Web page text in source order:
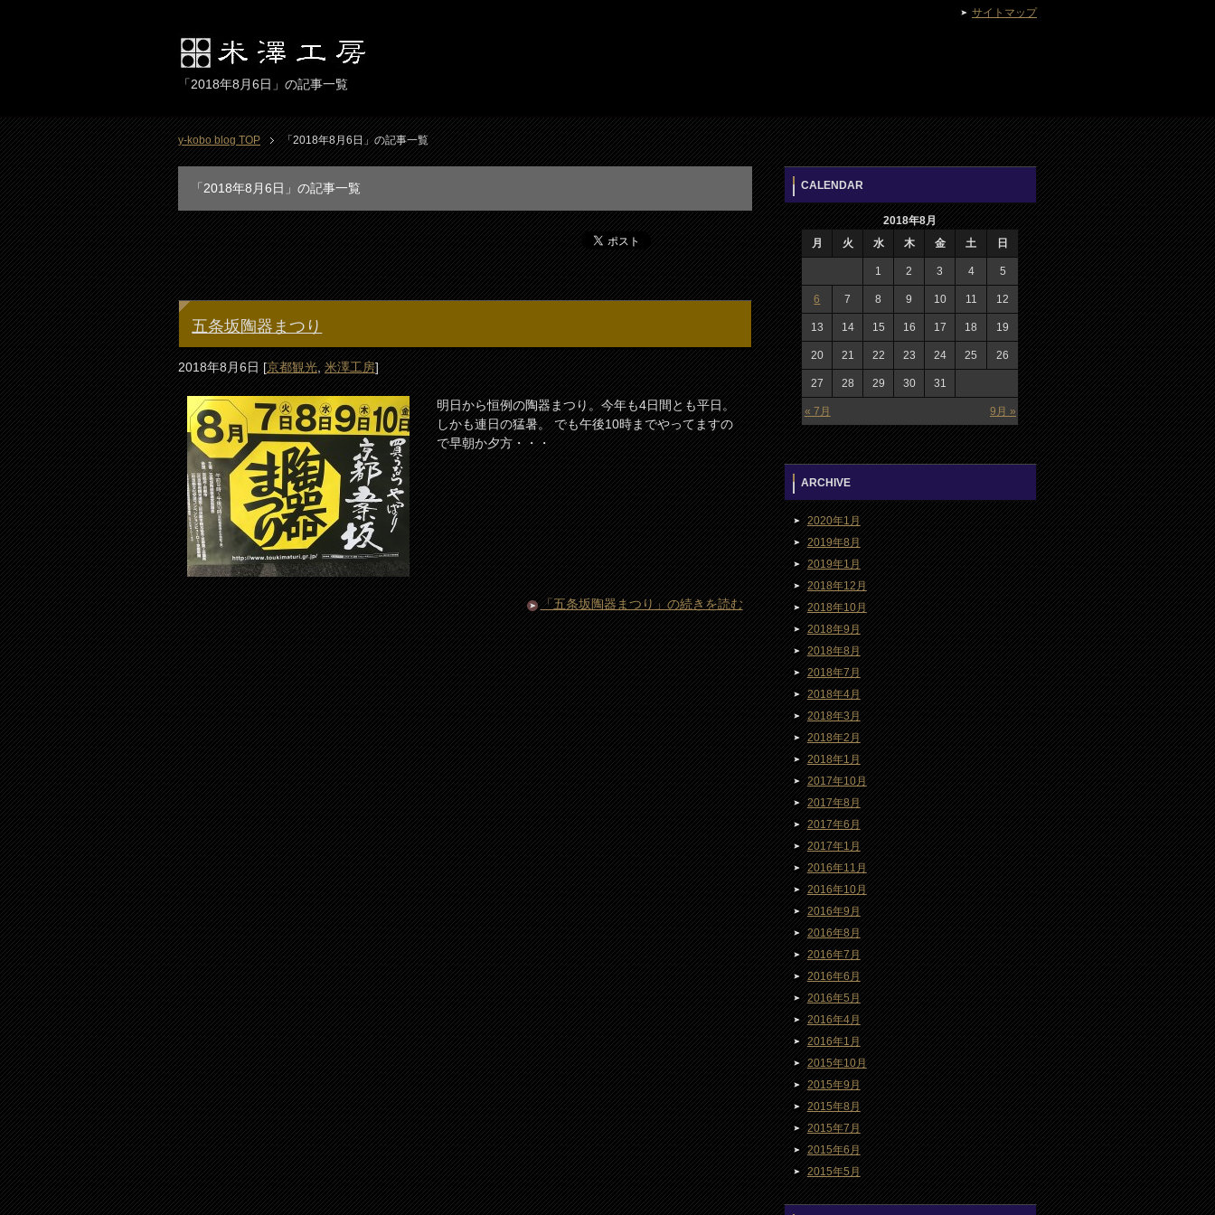
「2018年8月6日」の記事一覧
y-kobo blog TOP 「2018年8月6日」の記事一覧
「2018年8月6日」の記事一覧
五条坂陶器まつり
2018年8月6日[京都観光,米澤工房]
明日から恒例の陶器まつり。今年も4日間とも平日。
しかも連日の猛暑。 でも午後10時までやってますの
で早朝か夕方・・・
「五条坂陶器まつり」の続きを読む
CALENDAR
2018年8月
月
火 水 木 金 土 日
« 7月 9月 »
1 2 3 4 5
6 7 8 9 10 11 12
13 14 15 16 17 18 19
20 21 22 23 24 25 26
27 28 29 30 31
ARCHIVE
2020年1月
2019年8月
2019年1月
2018年12月
2018年10月
2018年9月
2018年8月
2018年7月
2018年4月
2018年3月
2018年2月
2018年1月
2017年10月
2017年8月
2017年6月
2017年1月
2016年11月
2016年10月
2016年9月
2016年8月
2016年7月
2016年6月
2016年5月
2016年4月
2016年1月
2015年10月
2015年9月
2015年8月
2015年7月
2015年6月
2015年5月
サイトマップ